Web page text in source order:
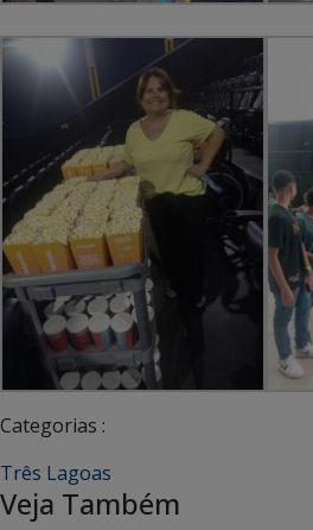
Categorias :
Três Lagoas
Veja Também